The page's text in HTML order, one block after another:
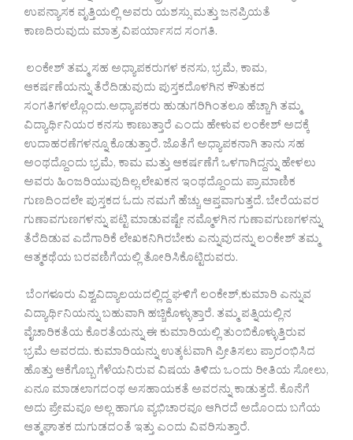
ಉಪನ್ಯಾಸಕ ವೃತ್ತಿಯಲ್ಲಿ ಅವರು ಯಶಸ್ಸು ಮತ್ತು ಜನಪ್ರಿಯತೆ
ಕಾಣದಿರುವುದು ಮಾತ್ರ ವಿಪರ್ಯಾಸದ ಸಂಗತಿ.
ಲಂಕೇಶ್ ತಮ್ಮ ಸಹ ಅಧ್ಯಾಪಕರುಗಳ ಕನಸು, ಭ್ರಮೆ, ಕಾಮ,
ಆಕರ್ಷಣೆಯನ್ನು ತೆರೆದಿಡುವುದು ಪುಸ್ತಕದೊಳಗಿನ ಕೌತುಕದ
ಸಂಗತಿಗಳಲ್ಲೊಂದು.ಅಧ್ಯಾಪಕರು ಹುಡುಗರಿಗಿಂತಲೂ ಹೆಚ್ಚಾಗಿ ತಮ್ಮ
ವಿದ್ಯಾರ್ಥಿನಿಯರ ಕನಸು ಕಾಣುತ್ತಾರೆ ಎಂದು ಹೇಳುವ ಲಂಕೇಶ್ ಅದಕ್ಕೆ
ಉದಾಹರಣೆಗಳನ್ನೂ ಕೊಡುತ್ತಾರೆ. ಜೊತೆಗೆ ಅಧ್ಯಾಪಕನಾಗಿ ತಾನು ಸಹ
ಅಂಥದ್ದೊಂದು ಭ್ರಮೆ, ಕಾಮ ಮತ್ತು ಆಕರ್ಷಣೆಗೆ ಒಳಗಾಗಿದ್ದನ್ನು ಹೇಳಲು
ಅವರು ಹಿಂಜರಿಯುವುದಿಲ್ಲ.ಲೇಖಕನ ಇಂಥದ್ದೊಂದು ಪ್ರಾಮಾಣಿಕ
ಗುಣದಿಂದಲೇ ಪುಸ್ತಕದ ಓದು ನಮಗೆ ಹೆಚ್ಚು ಆಪ್ತವಾಗುತ್ತದೆ. ಬೇರೆಯವರ
ಗುಣಾವಗುಣಗಳನ್ನು ಪಟ್ಟಿ ಮಾಡುವಷ್ಟೇ ನಮ್ಮೊಳಗಿನ ಗುಣಾವಗುಣಗಳನ್ನು
ತೆರೆದಿಡುವ ಎದೆಗಾರಿಕೆ ಲೇಖಕನಿಗಿರಬೇಕು ಎನ್ನುವುದನ್ನು ಲಂಕೇಶ್ ತಮ್ಮ
ಆತ್ಮಕಥೆಯ ಬರವಣಿಗೆಯಲ್ಲಿ ತೋರಿಸಿಕೊಟ್ಟಿರುವರು.
ಬೆಂಗಳೂರು ವಿಶ್ವವಿದ್ಯಾಲಯದಲ್ಲಿದ್ದ ಘಳಿಗೆ ಲಂಕೇಶ್,ಕುಮಾರಿ ಎನ್ನುವ
ವಿದ್ಯಾರ್ಥಿನಿಯನ್ನು ಬಹುವಾಗಿ ಹಚ್ಚಿಕೊಳ್ಳುತ್ತಾರೆ. ತಮ್ಮ ಪತ್ನಿಯಲ್ಲಿನ
ವೈಚಾರಿಕತೆಯ ಕೊರತೆಯನ್ನು ಈ ಕುಮಾರಿಯಲ್ಲಿ ತುಂಬಿಕೊಳ್ಳುತ್ತಿರುವ
ಭ್ರಮೆ ಅವರದು. ಕುಮಾರಿಯನ್ನು ಉತ್ಕಟವಾಗಿ ಪ್ರೀತಿಸಲು ಪ್ರಾರಂಭಿಸಿದ
ಹೊತ್ತು ಆಕೆಗೊಬ್ಬ ಗೆಳೆಯನಿರುವ ವಿಷಯ ತಿಳಿದು ಒಂದು ರೀತಿಯ ಸೋಲು,
ಏನೂ ಮಾಡಲಾಗದಂಥ ಅಸಹಾಯಕತೆ ಅವರನ್ನು ಕಾಡುತ್ತದೆ. ಕೊನೆಗೆ
ಅದು ಪ್ರೇಮವೂ ಅಲ್ಲ ಹಾಗೂ ವ್ಯಭಿಚಾರವೂ ಆಗಿರದೆ ಅದೊಂದು ಬಗೆಯ
ಆತ್ಮಘಾತಕ ದುಗುಡದಂತೆ ಇತ್ತು ಎಂದು ವಿವರಿಸುತ್ತಾರೆ.